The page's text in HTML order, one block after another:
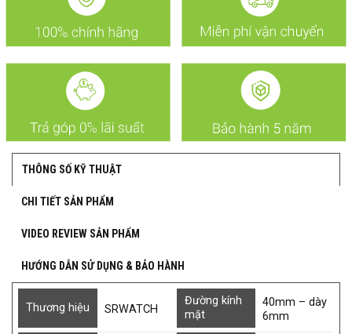
THÔNG SỐ KỸ THUẬT
CHI TIẾT SẢN PHẨM
VIDEO REVIEW SẢN PHẨM
HƯỚNG DẪN SỬ DỤNG & BẢO HÀNH
Thương hiệu SRWATCH
Đường kính
mặt
40mm – dày
6mm